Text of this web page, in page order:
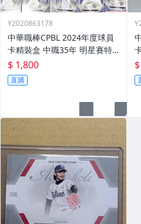
Y2020863178
中華職棒CPBL 2024年度球員
卡精裝盒 中職35年 明星賽特
卡 全套62張不重複 周思齊 王
威晨 詹子賢 江坤宇 陳傑憲 陳
晨威 陳重羽 林安可 戴培峰 等
$ 1,800
直購